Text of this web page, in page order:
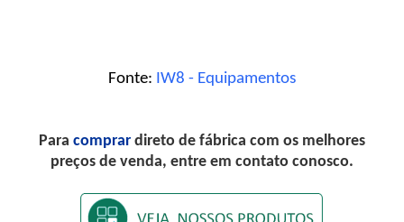
Fonte: IW8 - Equipamentos
Para comprar direto de fábrica com os melhores
preços de venda, entre em contato conosco.